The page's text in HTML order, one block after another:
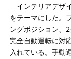
インテリアデザ
をテーマにした。
ングポジション、
完全自動運転に対
入れている。手動